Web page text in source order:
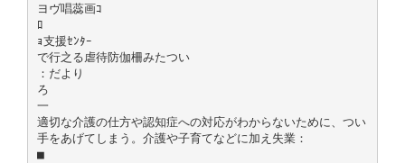
ヨヴ唱蕊画ｺ
ﾛ
ｮ支援ｾﾝﾀｰ
で行之る虐待防伽柵みたつい
：だより
ろ
一
適切な介護の仕方や認知症への対応がわからないために、つい
手をあげてしまう。介護や子育てなどに加え失業：
■